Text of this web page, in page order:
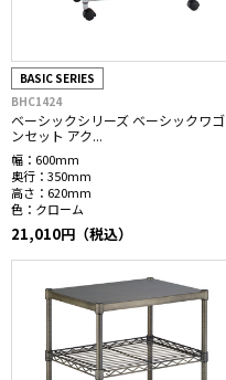
BASIC SERIES
BHC1424
ベーシックシリーズ ベーシックワゴ
ンセット アク...
幅： 600mm
奥行： 350mm
高さ： 620mm
色： クローム
21,010円（税込）